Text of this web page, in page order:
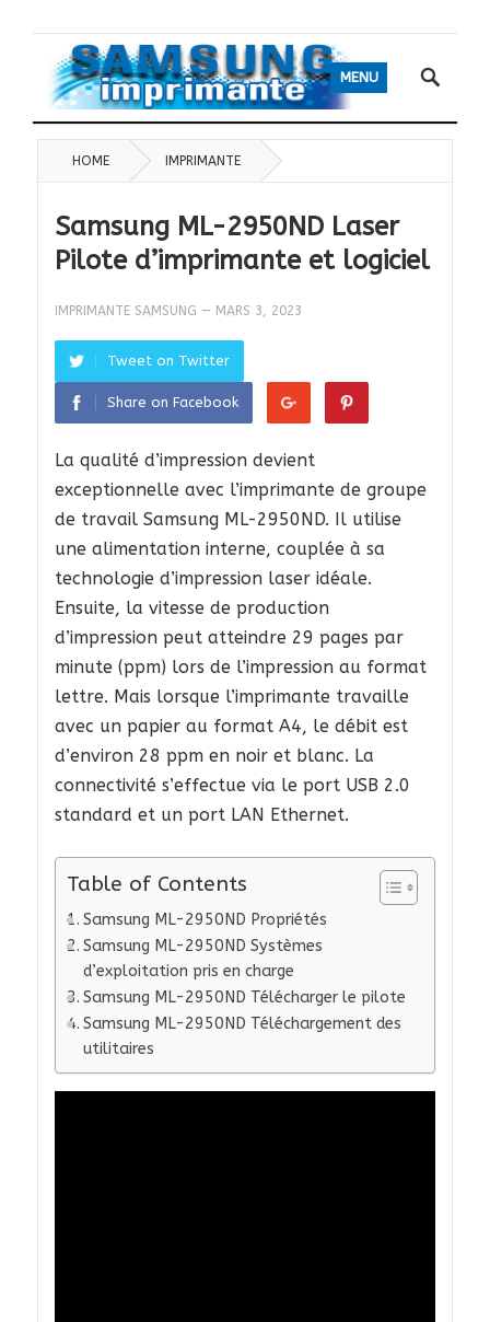
MENU
HOME IMPRIMANTE
Samsung ML-2950ND Laser
Pilote d’imprimante et logiciel
IMPRIMANTE SAMSUNG — MARS 3, 2023
Tweet on Twitter
Share on Facebook
La qualité d’impression devient
exceptionnelle avec l’imprimante de groupe
de travail Samsung ML-2950ND. Il utilise
une alimentation interne, couplée à sa
technologie d’impression laser idéale.
Ensuite, la vitesse de production
d’impression peut atteindre 29 pages par
minute (ppm) lors de l’impression au format
lettre. Mais lorsque l’imprimante travaille
avec un papier au format A4, le débit est
d’environ 28 ppm en noir et blanc. La
connectivité s’effectue via le port USB 2.0
standard et un port LAN Ethernet.
Table of Contents
Samsung ML-2950ND Propriétés
Samsung ML-2950ND Systèmes
d’exploitation pris en charge
Samsung ML-2950ND Télécharger le pilote
Samsung ML-2950ND Téléchargement des
utilitaires